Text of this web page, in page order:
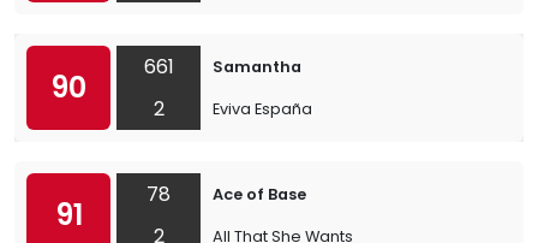
90
661
2
Samantha
Eviva España
91
78
2
Ace of Base
All That She Wants